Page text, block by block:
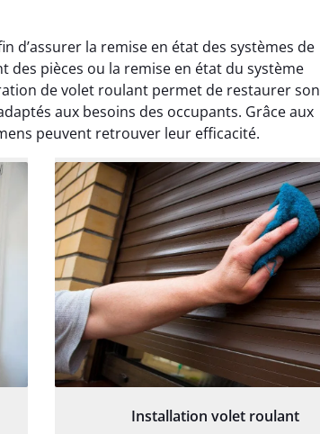
d’assurer la remise en état des systèmes de
des pièces ou la remise en état du système
de volet roulant permet de restaurer son
aux besoins des occupants. Grâce aux
peuvent retrouver leur efficacité.
Installation volet roulant